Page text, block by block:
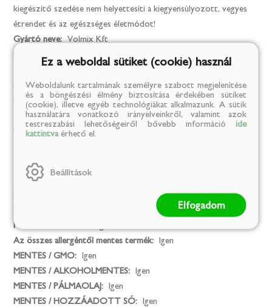
kiegészítő szedése nem helyettesíti a kiegyensúlyozott, vegyes
étrendet és az egészséges életmódot!
Gyártó neve: Volmix Kft
Kiszerelési egység: db
Kiszerelés: 30
Összetevők: Gymnema sylvestre kivonat, gyermekláncfű gyökér
kivonat, csalángyökér kivonat, króm
Mentes
MENTES / LAKTÓZ:
Az összes allergéntől mentes termék:
Igen
MENTES / GMO:
Igen
MENTES / ALKOHOLMENTES:
Igen
MENTES / PÁLMAOLAJ:
Igen
MENTES / HOZZÁADOTT SÓ:
Igen
Ez a weboldal sütiket (cookie) használ
Weboldalunk tartalmának személyre szabott megjelenítése
és a böngészési élmény biztosítása érdekében sütiket
(cookie), illetve egyéb technológiákat alkalmazunk. A sütik
használatára vonatkozó irányelveinkről, valamint azok
testreszabási lehetőségeiről bővebb információ ide
kattintvaérhető el.
Beállítások
Elfogadom